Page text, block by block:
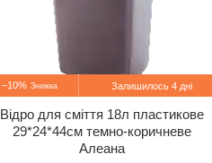
–10% Залишилось 4 дні
Відро для сміття 18л пластикове
29*24*44см темно-коричневе
Алеана